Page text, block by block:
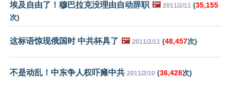
埃及自由了！穆巴拉克没理由自动辞职 🖼️ 2011/2/11 (35,155
次)
这标语惊现俄国时 中共杯具了 🖼️ 2011/2/11 (48,457次)
不是动乱！中东争人权吓瘫中共 2011/2/10 (36,428次)